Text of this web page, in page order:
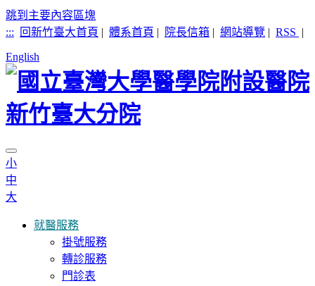
跳到主要內容區塊
:::
回新竹臺大首頁 | 體系首頁 | 院長信箱 | 網站導覽 | RSS |
English
小
中
大
就醫服務
掛號服務
轉診服務
門診表